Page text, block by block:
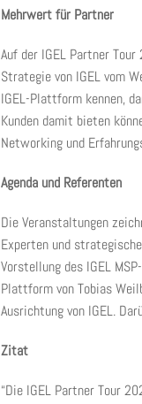
Mehrwert für Partner
Auf der IGEL Partner
Strategie von IGEL vom
IGEL-Plattform kennen,
Kunden damit bieten
Networking und
Agenda und Referenten
Die Veranstaltungen
Experten und
Vorstellung des IGEL
Plattform von Tobias
Ausrichtung von IGEL.
Zitat
“Die IGEL Partner Tour